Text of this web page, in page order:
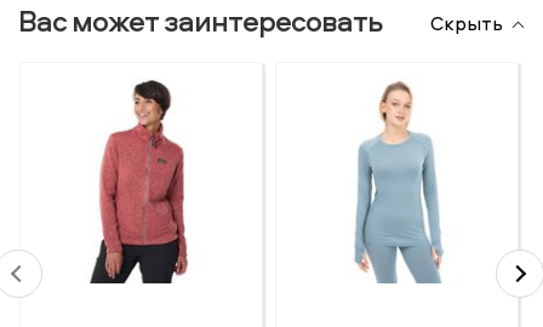
Вас может заинтересовать Скрыть